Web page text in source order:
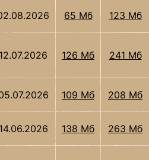
65 Мб 123 Мб
12.07.2026 126 Мб 241 Мб
109 Мб 208 Мб
14.06.2026 138 Мб 263 Мб